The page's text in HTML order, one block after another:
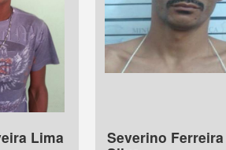
Lima
Severino